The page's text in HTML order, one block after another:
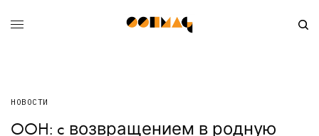
НОВОСТИ
OOH: c возвращением в родную